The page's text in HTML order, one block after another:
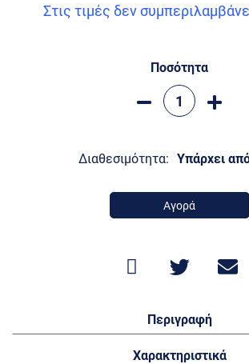
Στις τιμές δεν
Ποσότητα
Διαθεσιμότητα: Υπάρχει
Αγορά
Περιγραφή
Χαρακτηριστικά